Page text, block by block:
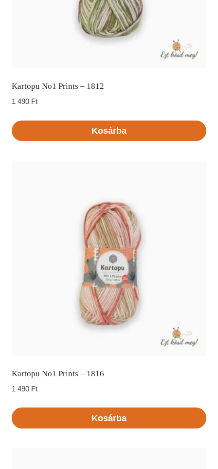
Kartopu No1 Prints – 1812
1 490 Ft
Kosárba
Kartopu No1 Prints – 1816
1 490 Ft
Kosárba